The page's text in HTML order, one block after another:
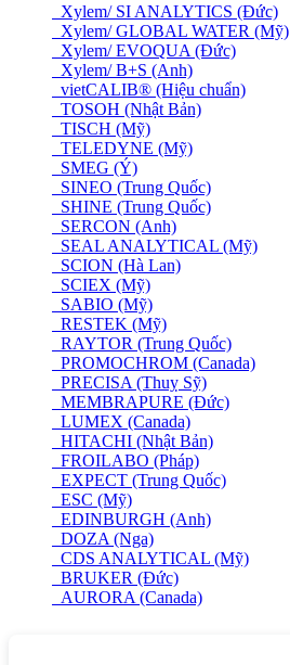
Xylem/ SI ANALYTICS (Đức)
Xylem/ GLOBAL WATER (Mỹ)
Xylem/ EVOQUA (Đức)
Xylem/ B+S (Anh)
vietCALIB® (Hiệu chuẩn)
TOSOH (Nhật Bản)
TISCH (Mỹ)
TELEDYNE (Mỹ)
SMEG (Ý)
SINEO (Trung Quốc)
SHINE (Trung Quốc)
SERCON (Anh)
SEAL ANALYTICAL (Mỹ)
SCION (Hà Lan)
SCIEX (Mỹ)
SABIO (Mỹ)
RESTEK (Mỹ)
RAYTOR (Trung Quốc)
PROMOCHROM (Canada)
PRECISA (Thuỵ Sỹ)
MEMBRAPURE (Đức)
LUMEX (Canada)
HITACHI (Nhật Bản)
FROILABO (Pháp)
EXPECT (Trung Quốc)
ESC (Mỹ)
EDINBURGH (Anh)
DOZA (Nga)
CDS ANALYTICAL (Mỹ)
BRUKER (Đức)
AURORA (Canada)